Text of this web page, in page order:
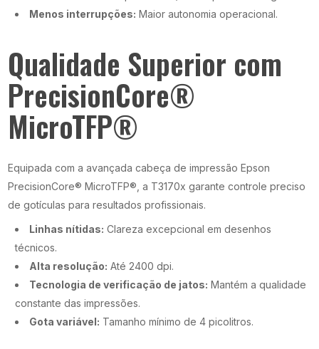
Menos interrupções: Maior autonomia operacional.
Qualidade Superior com
PrecisionCore®
MicroTFP®
Equipada com a avançada cabeça de impressão Epson
PrecisionCore® MicroTFP®, a T3170x garante controle preciso
de gotículas para resultados profissionais.
Linhas nítidas: Clareza excepcional em desenhos
técnicos.
Alta resolução: Até 2400 dpi.
Tecnologia de verificação de jatos: Mantém a qualidade
constante das impressões.
Gota variável: Tamanho mínimo de 4 picolitros.